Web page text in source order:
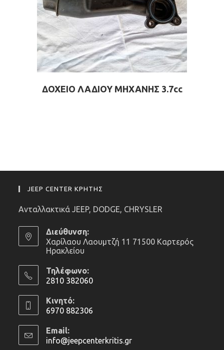
ΔΟΧΕΙΟ ΛΑΔΙΟΥ ΜΗΧΑΝΗΣ 3.7cc
JEEP CENTER ΚΡΗΤΗΣ
Ανταλλακτικά JEEP, DODGE, CHRYSLER
Διεύθυνση:
Χαρίλαου Λαουμτζή 11 71500 Καρτερός
Ηρακλείου
Τηλέφωνο:
2810 382060
in
your
application
Κινητό:
6970 882306
in
your
Email:
info@jeepcenterkritis.grOpens